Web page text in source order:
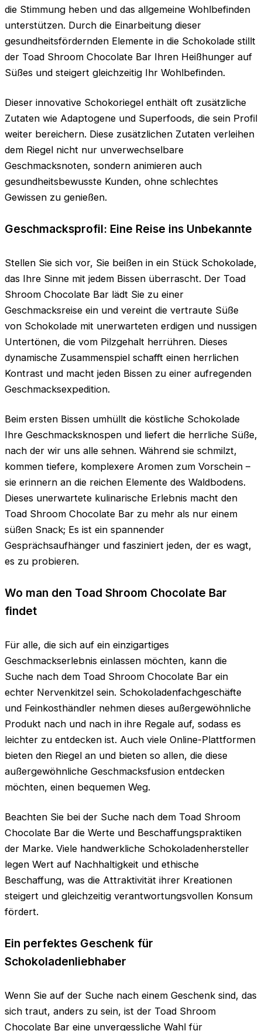
die Stimmung heben und das allgemeine Wohlbefinden
unterstützen. Durch die Einarbeitung dieser
gesundheitsfördernden Elemente in die Schokolade stillt
der Toad Shroom Chocolate Bar Ihren Heißhunger auf
Süßes und steigert gleichzeitig Ihr Wohlbefinden.
Dieser innovative Schokoriegel enthält oft zusätzliche
Zutaten wie Adaptogene und Superfoods, die sein Profil
weiter bereichern. Diese zusätzlichen Zutaten verleihen
dem Riegel nicht nur unverwechselbare
Geschmacksnoten, sondern animieren auch
gesundheitsbewusste Kunden, ohne schlechtes
Gewissen zu genießen.
Geschmacksprofil: Eine Reise ins Unbekannte
Stellen Sie sich vor, Sie beißen in ein Stück Schokolade,
das Ihre Sinne mit jedem Bissen überrascht. Der Toad
Shroom Chocolate Bar lädt Sie zu einer
Geschmacksreise ein und vereint die vertraute Süße
von Schokolade mit unerwarteten erdigen und nussigen
Untertönen, die vom Pilzgehalt herrühren. Dieses
dynamische Zusammenspiel schafft einen herrlichen
Kontrast und macht jeden Bissen zu einer aufregenden
Geschmacksexpedition.
Beim ersten Bissen umhüllt die köstliche Schokolade
Ihre Geschmacksknospen und liefert die herrliche Süße,
nach der wir uns alle sehnen. Während sie schmilzt,
kommen tiefere, komplexere Aromen zum Vorschein –
sie erinnern an die reichen Elemente des Waldbodens.
Dieses unerwartete kulinarische Erlebnis macht den
Toad Shroom Chocolate Bar zu mehr als nur einem
süßen Snack; Es ist ein spannender
Gesprächsaufhänger und fasziniert jeden, der es wagt,
es zu probieren.
Wo man den Toad Shroom Chocolate Bar
findet
Für alle, die sich auf ein einzigartiges
Geschmackserlebnis einlassen möchten, kann die
Suche nach dem Toad Shroom Chocolate Bar ein
echter Nervenkitzel sein. Schokoladenfachgeschäfte
und Feinkosthändler nehmen dieses außergewöhnliche
Produkt nach und nach in ihre Regale auf, sodass es
leichter zu entdecken ist. Auch viele Online-Plattformen
bieten den Riegel an und bieten so allen, die diese
außergewöhnliche Geschmacksfusion entdecken
möchten, einen bequemen Weg.
Beachten Sie bei der Suche nach dem Toad Shroom
Chocolate Bar die Werte und Beschaffungspraktiken
der Marke. Viele handwerkliche Schokoladenhersteller
legen Wert auf Nachhaltigkeit und ethische
Beschaffung, was die Attraktivität ihrer Kreationen
steigert und gleichzeitig verantwortungsvollen Konsum
fördert.
Ein perfektes Geschenk für
Schokoladenliebhaber
Wenn Sie auf der Suche nach einem Geschenk sind, das
sich traut, anders zu sein, ist der Toad Shroom
Chocolate Bar eine unvergessliche Wahl für